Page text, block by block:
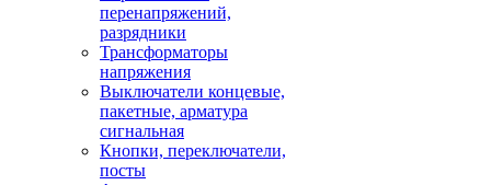
перенапряжений,
разрядники
Трансформаторы
напряжения
Выключатели концевые,
пакетные, арматура
сигнальная
Кнопки, переключатели,
посты